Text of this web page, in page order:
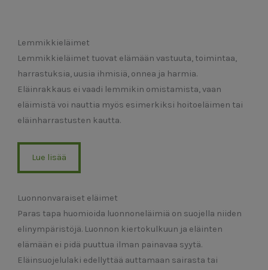
Lemmikkieläimet
Lemmikkieläimet tuovat elämään vastuuta, toimintaa,
harrastuksia, uusia ihmisiä, onnea ja harmia.
Eläinrakkaus ei vaadi lemmikin omistamista, vaan
eläimistä voi nauttia myös esimerkiksi hoitoeläimen tai
eläinharrastusten kautta.
Lue lisää
Luonnonvaraiset eläimet
Paras tapa huomioida luonnoneläimiä on suojella niiden
elinympäristöjä. Luonnon kiertokulkuun ja eläinten
elämään ei pidä puuttua ilman painavaa syytä.
Eläinsuojelulaki edellyttää auttamaan sairasta tai